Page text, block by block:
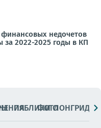
недочетов
2022-2025 годы в КП
ПАБЛИКИ
ФОТОЛОНГРИДЫ